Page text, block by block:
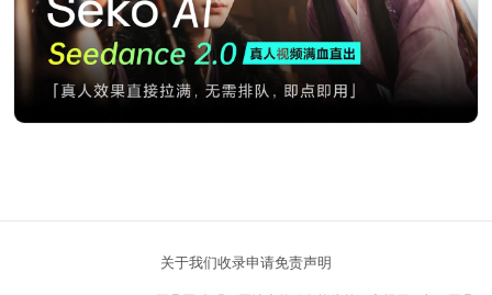
关于我们收录申请免责声明